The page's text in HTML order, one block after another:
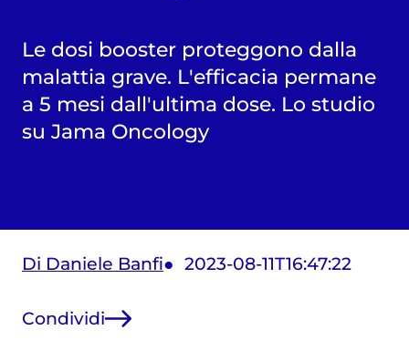
Le dosi booster proteggono dalla
malattia grave. L'efficacia permane
a 5 mesi dall'ultima dose. Lo studio
su Jama Oncology
Di Daniele Banfi 2023-08-11T16:47:22
Condividi